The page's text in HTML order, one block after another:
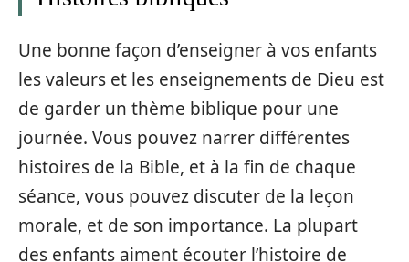
Une bonne façon d’enseigner à vos enfants
les valeurs et les enseignements de Dieu est
de garder un thème biblique pour une
journée. Vous pouvez narrer différentes
histoires de la Bible, et à la fin de chaque
séance, vous pouvez discuter de la leçon
morale, et de son importance. La plupart
des enfants aiment écouter l’histoire de